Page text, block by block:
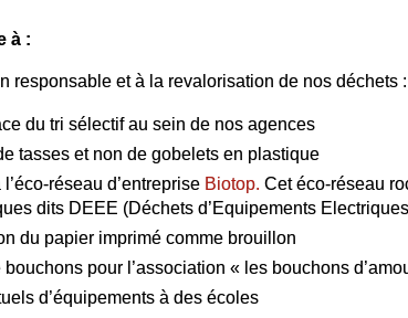
à :
responsable et à la revalorisation de nos déchets :
du tri sélectif au sein de nos agences
tasses et non de gobelets en plastique
réseau d’entreprise Biotop. Cet éco-réseau
dits DEEE (Déchets d’Equipements
du papier imprimé comme brouillon
pour l’association « les bouchons
d’équipements à des écoles